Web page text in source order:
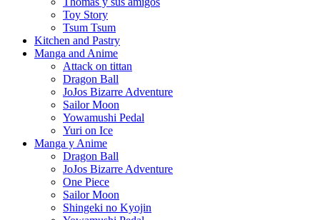
Toy Story
Tsum Tsum
Kitchen and Pastry
Manga and Anime
Attack on tittan
Dragon Ball
JoJos Bizarre Adventure
Sailor Moon
Yowamushi Pedal
Yuri on Ice
Manga y Anime
Dragon Ball
JoJos Bizarre Adventure
One Piece
Sailor Moon
Shingeki no Kyojin